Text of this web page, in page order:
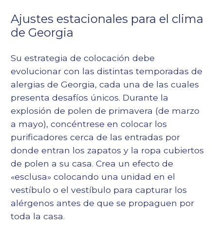
Ajustes estacionales para el clima
de Georgia
Su estrategia de colocación debe
evolucionar con las distintas temporadas de
alergias de Georgia, cada una de las cuales
presenta desafíos únicos. Durante la
explosión de polen de primavera (de marzo
a mayo), concéntrese en colocar los
purificadores cerca de las entradas por
donde entran los zapatos y la ropa cubiertos
de polen a su casa. Crea un efecto de
«esclusa» colocando una unidad en el
vestíbulo o el vestíbulo para capturar los
alérgenos antes de que se propaguen por
toda la casa.